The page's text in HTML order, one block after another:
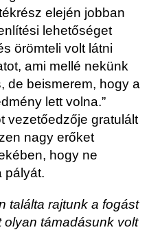
elején jobban
lehetőséget
örömteli volt látni
ami mellé nekünk
de beismerem, hogy a
lett volna.”
vezetőedzője gratulált
nagy erőket
hogy ne
pályát.
ta­lálta rajtunk a fogást
támadásunk volt